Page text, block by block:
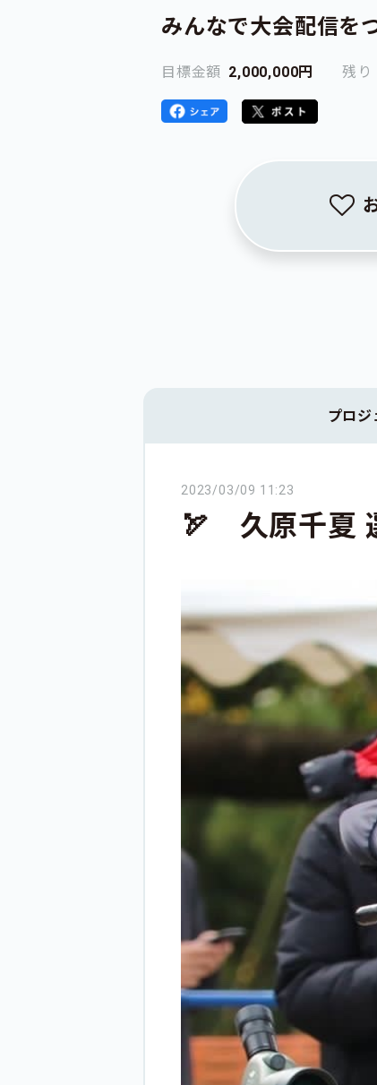
みんなで大会配信を
目標金額 2,000,000円 残り
プロジ
2023/03/09 11:23
🏹 久原千夏